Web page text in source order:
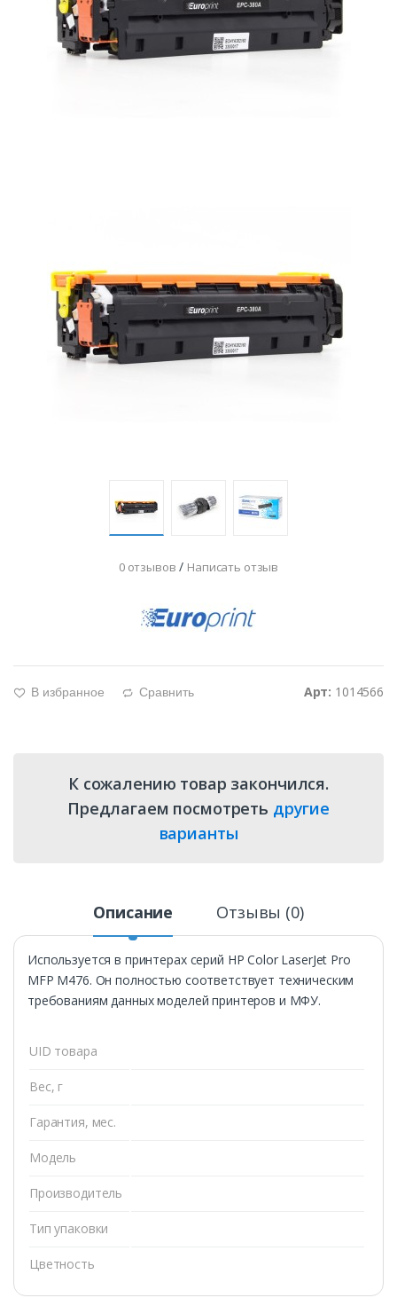
0 отзывов / Написать отзыв
Арт: 1014566
g В избранное d Сравнить
К сожалению товар закончился.
Предлагаем посмотреть другие
варианты
Описание Отзывы (0)
Используется в принтерах серий HP Color LaserJet Pro
MFP M476. Он полностью соответствует техническим
требованиям данных моделей принтеров и МФУ.
UID товара
Вес, г
Гарантия, мес.
Модель
Производитель
Тип упаковки
Цветность